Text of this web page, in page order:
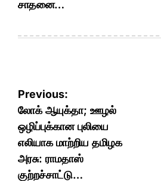
சாதனை…
Post
navigation
Previous:
லோக் ஆயுக்தா; ஊழல்
ஒழிப்புக்கான புலியை
எலியாக மாற்றிய தமிழக
அரசு: ராமதாஸ்
குற்றச்சாட்டு…